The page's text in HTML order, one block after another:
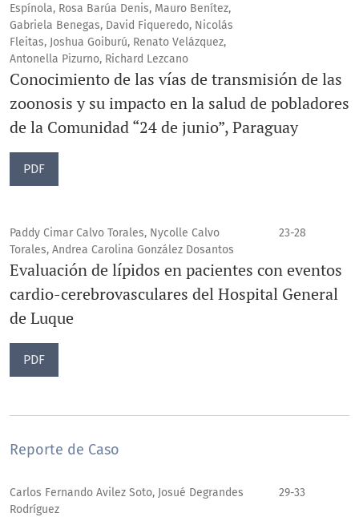
Espínola, Rosa Barúa Denis, Mauro Benítez,
Gabriela Benegas, David Fiqueredo, Nicolás
Fleitas, Joshua Goiburú, Renato Velázquez,
Antonella Pizurno, Richard Lezcano
Conocimiento de las vías de transmisión de las
zoonosis y su impacto en la salud de pobladores
de la Comunidad “24 de junio”, Paraguay
PDF
Paddy Cimar Calvo Torales, Nycolle Calvo
Torales, Andrea Carolina González Dosantos
23-28
Evaluación de lípidos en pacientes con eventos
cardio-cerebrovasculares del Hospital General
de Luque
PDF
Reporte de Caso
Carlos Fernando Avilez Soto, Josué Degrandes
Rodríguez
29-33